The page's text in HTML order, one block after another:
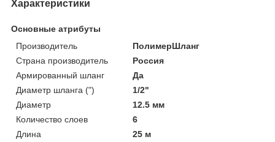
Характеристики
Основные атрибуты
Производитель
ПолимерШланг
Страна производитель
Россия
Армированный шланг
Да
Диаметр шланга (")
1/2"
Диаметр
12.5 мм
Количество слоев
6
Длина
25 м